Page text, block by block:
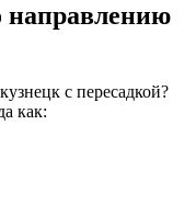
направлению
с пересадкой?
как: